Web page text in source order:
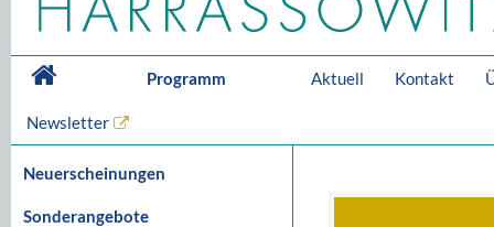
Programm Aktuell Kontakt
Newsletter
Neuerscheinungen
Sonderangebote